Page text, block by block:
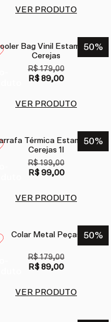
VER PRODUTO
50%
Bag Vinil Estampada
Cerejas
R$ 179,00
R$ 89,00
VER PRODUTO
50%
Térmica Estampada
Cerejas 1l
R$ 199,00
R$ 99,00
VER PRODUTO
50%
Colar Metal Peças
R$ 179,00
R$ 89,00
VER PRODUTO